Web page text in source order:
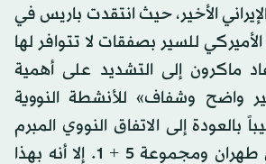
الأخير، حيث انتقدت باريس في
للسير بصفقات لا تتوافر لها
ماكرون إلى التشديد على أهمية
واضح وشفاف» للأنشطة النووية
بالعودة إلى الاتفاق النووي المبرم
في عام 2015 بين طهران ومجموعة 5 + 1. إلا أنه بهذا